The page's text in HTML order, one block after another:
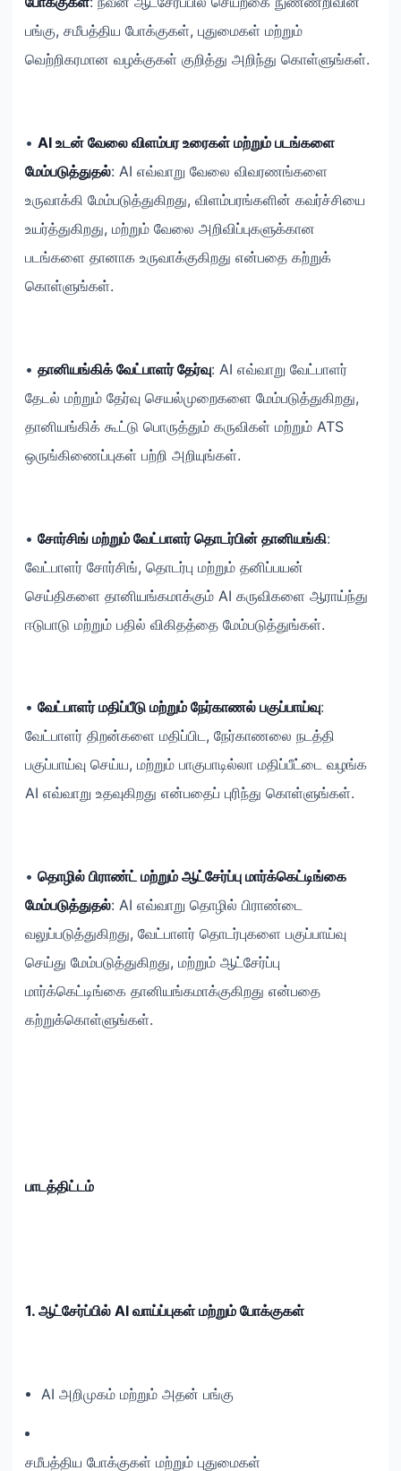
பங்கு, சமீபத்திய போக்குகள், புதுமைகள் மற்றும்
வெற்றிகரமான வழக்குகள் குறித்து அறிந்து கொள்ளுங்கள்.
• AI உடன் வேலை விளம்பர உரைகள் மற்றும் படங்களை
மேம்படுத்துதல்: AI எவ்வாறு வேலை விவரணங்களை
உருவாக்கி மேம்படுத்துகிறது, விளம்பரங்களின் கவர்ச்சியை
உயர்த்துகிறது, மற்றும் வேலை அறிவிப்புகளுக்கான
படங்களை தானாக உருவாக்குகிறது என்பதை கற்றுக்
கொள்ளுங்கள்.
• தானியங்கிக் வேட்பாளர் தேர்வு: AI எவ்வாறு வேட்பாளர்
தேடல் மற்றும் தேர்வு செயல்முறைகளை மேம்படுத்துகிறது,
தானியங்கிக் கூட்டு பொருத்தும் கருவிகள் மற்றும் ATS
ஒருங்கிணைப்புகள் பற்றி அறியுங்கள்.
• சோர்சிங் மற்றும் வேட்பாளர் தொடர்பின் தானியங்கி:
வேட்பாளர் சோர்சிங், தொடர்பு மற்றும் தனிப்பயன்
செய்திகளை தானியங்கமாக்கும் AI கருவிகளை ஆராய்ந்து
ஈடுபாடு மற்றும் பதில் விகிதத்தை மேம்படுத்துங்கள்.
• வேட்பாளர் மதிப்பீடு மற்றும் நேர்காணல் பகுப்பாய்வு:
வேட்பாளர் திறன்களை மதிப்பிட, நேர்காணலை நடத்தி
பகுப்பாய்வு செய்ய, மற்றும் பாகுபாடில்லா மதிப்பீட்டை வழங்க
AI எவ்வாறு உதவுகிறது என்பதைப் புரிந்து கொள்ளுங்கள்.
• தொழில் பிராண்ட் மற்றும் ஆட்சேர்ப்பு மார்க்கெட்டிங்கை
மேம்படுத்துதல்: AI எவ்வாறு தொழில் பிராண்டை
வலுப்படுத்துகிறது, வேட்பாளர் தொடர்புகளை பகுப்பாய்வு
செய்து மேம்படுத்துகிறது, மற்றும் ஆட்சேர்ப்பு
மார்க்கெட்டிங்கை தானியங்கமாக்குகிறது என்பதை
கற்றுக்கொள்ளுங்கள்.
பாடத்திட்டம்
1. ஆட்சேர்ப்பில் AI வாய்ப்புகள் மற்றும் போக்குகள்
AI அறிமுகம் மற்றும் அதன் பங்கு
சமீபத்திய போக்குகள் மற்றும் புதுமைகள்